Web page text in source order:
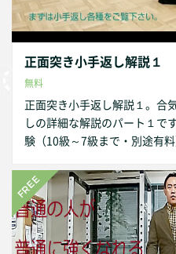
正面突き小手返し解説１
無料
正面突き小手返し解説１。合
しの詳細な解説のパート１です。 動画による遠隔昇級審
験（10級～7級まで・別途有
合気道を通じて心身を鍛え
ましょう！ 是非通信講座の受